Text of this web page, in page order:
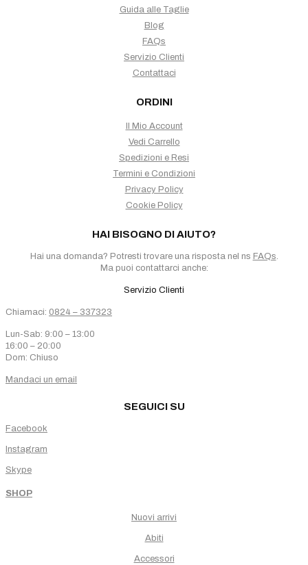
Guida alle Taglie
Blog
FAQs
Servizio Clienti
Contattaci
ORDINI
Il Mio Account
Vedi Carrello
Spedizioni e Resi
Termini e Condizioni
Privacy Policy
Cookie Policy
HAI BISOGNO DI AIUTO?
Hai una domanda? Potresti trovare una risposta nel ns FAQs.
Ma puoi contattarci anche:
Servizio Clienti
Chiamaci: 0824 – 337323
Lun-Sab: 9:00 – 13:00
16:00 – 20:00
Dom: Chiuso
Mandaci un email
SEGUICI SU
Facebook
Instagram
Skype
SHOP
Nuovi arrivi
Abiti
Accessori